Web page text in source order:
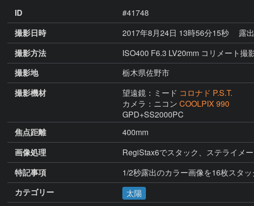
ID
#41748
撮影日時
2017年8月24日 13時56分15秒
露
撮影方法
ISO400 F6.3 LV20mm コリメート撮
撮影地
栃木県佐野市
撮影機材
望遠鏡：ミード コロナド P.S.T.
カメラ：ニコン COOLPIX 990
GPD+SS2000PC
焦点距離
400mm
画像処理
RegiStax6でスタック、ステライメ
特記事項
1/2秒露出のカラー画像を16枚スタッ
カテゴリー
太陽